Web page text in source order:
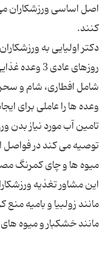
اصل اساسی ورزشکاران می
دکتر اولیایی به
روزهای عادی
شامل افطاری، شام و
وعده ها را عاملی برای
تامین آب مورد نیاز بدن
توصیه می کند در فواصل
این مشاور تغذیه
مانند زولبیا و بامیه